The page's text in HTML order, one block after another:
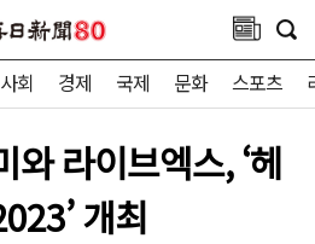
사회 경제 국제 문화 스포츠
와 라이브엑스, ‘헤
개최